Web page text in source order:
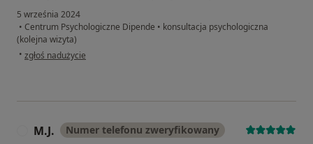
5 września 2024
• Centrum Psychologiczne Dipende • konsultacja psychologiczna
(kolejna wizyta)
• w opinii użytkownika M
zgłoś nadużycie
M.J. Numer telefonu zweryfikowany